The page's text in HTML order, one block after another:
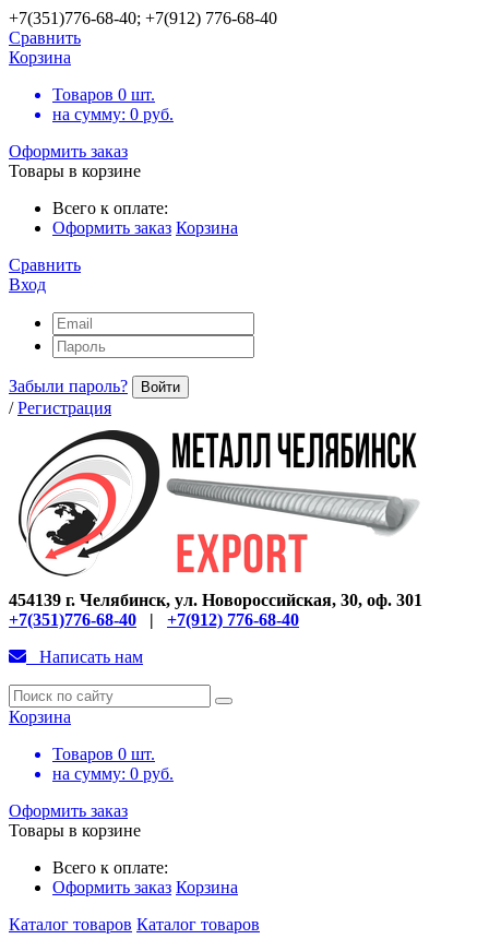
+7(351)776-68-40; +7(912) 776-68-40
Сравнить
Корзина
Товаров 0 шт.
на сумму: 0 руб.
Оформить заказ
Товары в корзине
Всего к оплате:
Оформить заказ Корзина
Сравнить
Вход
Забыли пароль? Войти
/ Регистрация
454139 г. Челябинск, ул. Новороссийская, 30, оф. 301
+7(351)776-68-40 | +7(912) 776-68-40
Написать нам
Корзина
Товаров 0 шт.
на сумму: 0 руб.
Оформить заказ
Товары в корзине
Всего к оплате:
Оформить заказ Корзина
Каталог товаров Каталог товаров